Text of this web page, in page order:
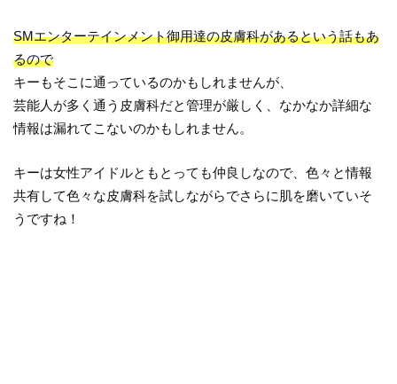
SMエンターテインメント御用達の皮膚科があるという話もあ
るので
キーもそこに通っているのかもしれませんが、
芸能人が多く通う皮膚科だと管理が厳しく、なかなか詳細な
情報は漏れてこないのかもしれません。
キーは女性アイドルともとっても仲良しなので、色々と情報
共有して色々な皮膚科を試しながらでさらに肌を磨いていそ
うですね！